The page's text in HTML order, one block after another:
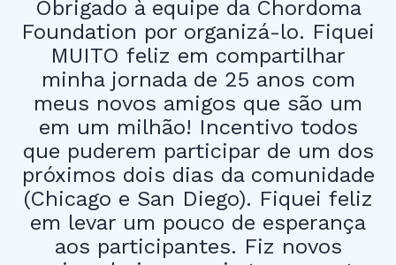
Obrigado à equipe da Chordoma
Foundation por organizá-lo. Fiquei
MUITO feliz em compartilhar
minha jornada de 25 anos com
meus novos amigos que são um
em um milhão! Incentivo todos
que puderem participar de um dos
próximos dois dias da comunidade
(Chicago e San Diego). Fiquei feliz
em levar um pouco de esperança
aos participantes. Fiz novos